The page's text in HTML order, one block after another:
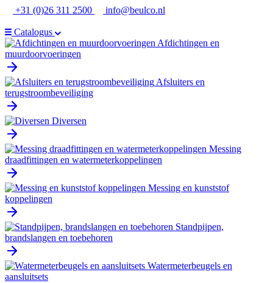
Ga
de
inhoud
+31 (0)26 311 2500 info@beulco.nl
Catalogus
Afdichtingen en
muurdoorvoeringen
Afsluiters en
terugstroombeveiliging
Diversen
Messing
draadfittingen en watermeterkoppelingen
Messing en kunststof
koppelingen
Standpijpen,
brandslangen en toebehoren
Watermeterbeugels en
aansluitsets